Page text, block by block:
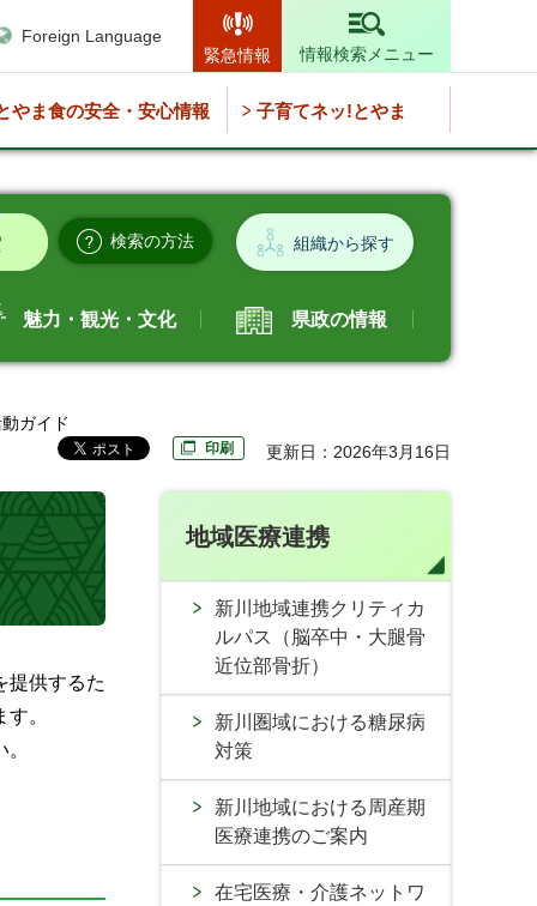
Foreign Language
緊急情報
情報検索メニュー
やま食の安全・安心情報 子育てネッ!とやま
検索の方法 組織から探す
魅力・観光・文化 県政の情報
ガイド
印刷 更新日：2026年3月16日
提供するた
。
地域医療連携
新川地域連携クリティカ
ルパス（脳卒中・大腿骨
近位部骨折）
新川圏域における糖尿病
対策
新川地域における周産期
医療連携のご案内
在宅医療・介護ネットワ